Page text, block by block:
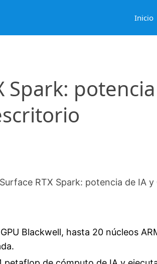
Inicio
Spark:
RTX Spark: potencia de IA y
Blackwell, hasta 20 núcleos